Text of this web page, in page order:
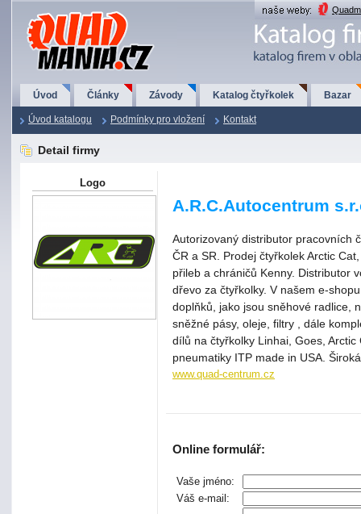
QuadMania.cz
Úvod Články Závody Katalog čtyřkolek Bazar
Úvod katalogu Podmínky pro vložení Kontakt
Detail firmy
Logo
A.R.C.Autocentrum
Autorizovaný distributor pracovních
ČR a SR. Prodej čtyřkolek Arctic
přileb a chráničů Kenny. Distributor
dřevo za čtyřkolky. V našem e-
doplňků, jako jsou sněhové radlice,
sněžné pásy, oleje, filtry , dále
dílů na čtyřkolky Linhai, Goes, Arctic
pneumatiky ITP made in USA.
www.quad-centrum.cz
Online formulář:
Vaše jméno:
Váš e-mail: